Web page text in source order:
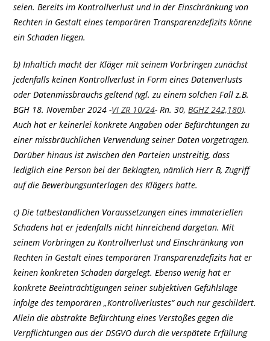
seien. Bereits im Kontrollverlust und in der Einschränkung von
Rechten in Gestalt eines temporären Transparenzdefizits könne
ein Schaden liegen.
b) Inhaltich macht der Kläger mit seinem Vorbringen zunächst
jedenfalls keinen Kontrollverlust in Form eines Datenverlusts
oder Datenmissbrauchs geltend (vgl. zu einem solchen Fall z.B.
BGH 18. November 2024 -VI ZR 10/24- Rn. 30, BGHZ 242,180).
Auch hat er keinerlei konkrete Angaben oder Befürchtungen zu
einer missbräuchlichen Verwendung seiner Daten vorgetragen.
Darüber hinaus ist zwischen den Parteien unstreitig, dass
lediglich eine Person bei der Beklagten, nämlich Herr B, Zugriff
auf die Bewerbungsunterlagen des Klägers hatte.
c) Die tatbestandlichen Voraussetzungen eines immateriellen
Schadens hat er jedenfalls nicht hinreichend dargetan. Mit
seinem Vorbringen zu Kontrollverlust und Einschränkung von
Rechten in Gestalt eines temporären Transparenzdefizits hat er
keinen konkreten Schaden dargelegt. Ebenso wenig hat er
konkrete Beeinträchtigungen seiner subjektiven Gefühlslage
infolge des temporären „Kontrollverlustes“ auch nur geschildert.
Allein die abstrakte Befürchtung eines Verstoßes gegen die
Verpflichtungen aus der DSGVO durch die verspätete Erfüllung